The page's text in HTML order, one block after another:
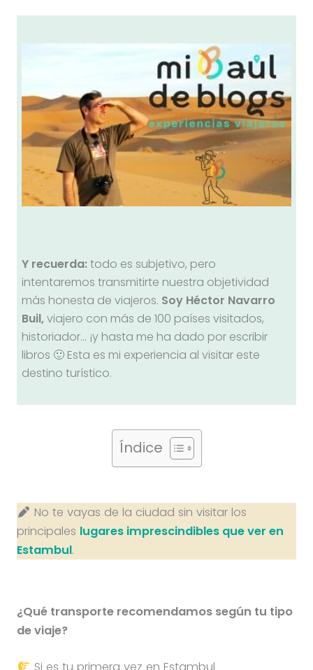
Y recuerda:todo es subjetivo, pero
intentaremos transmitirte nuestra objetividad
más honesta de viajeros. Soy Héctor Navarro
Buil,viajero con más de 100 países visitados,
historiador… ¡y hasta me ha dado por escribir
libros 🙂 Esta es mi experiencia al visitar este
destino turístico.
Índice
No te vayas de la ciudad sin visitar los
principales lugares imprescindibles que ver en
Estambul.
¿Qué transporte recomendamos según tu tipo
de viaje?
Si es tu primera vez en Estambul